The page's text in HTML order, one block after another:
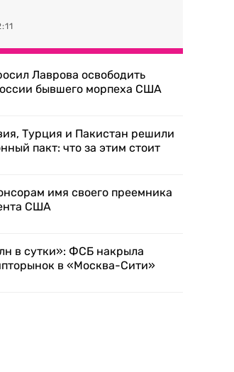
Лаврова освободить
бывшего морпеха США
Турция и Пакистан решили
пакт: что за этим стоит
имя своего преемника
США
в сутки»: ФСБ накрыла
в «Москва-Сити»